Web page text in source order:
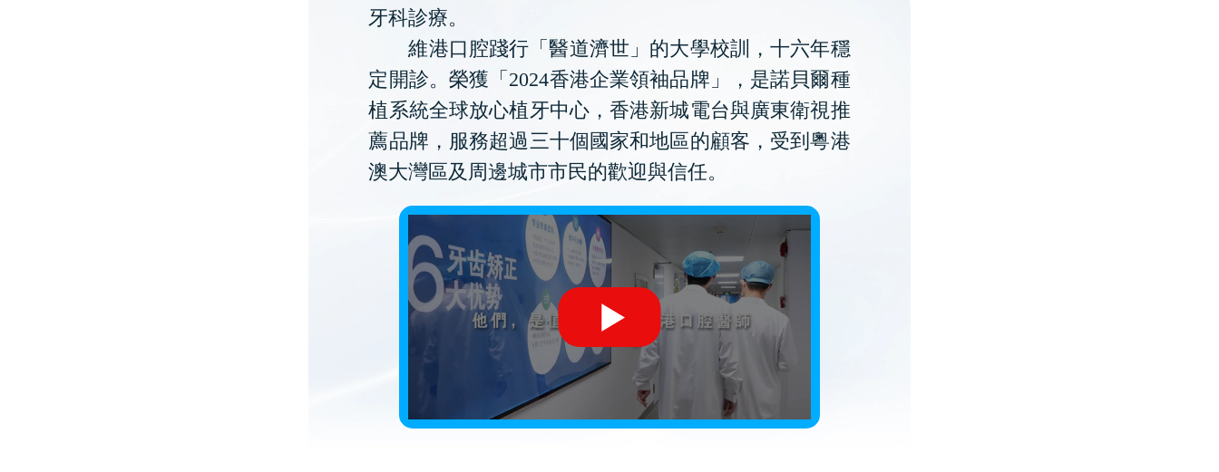
牙科診療。
維港口腔踐行「醫道濟世」的大學校訓，十六年穩
定開診。榮獲「2024香港企業領袖品牌」，是諾貝爾種
植系統全球放心植牙中心，香港新城電台與廣東衛視推
薦品牌，服務超過三十個國家和地區的顧客，受到粵港
澳大灣區及周邊城市市民的歡迎與信任。